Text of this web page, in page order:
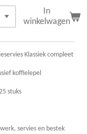
In
winkelwagen
Klassiek compleet
koffielepel
stuks
servies en bestek